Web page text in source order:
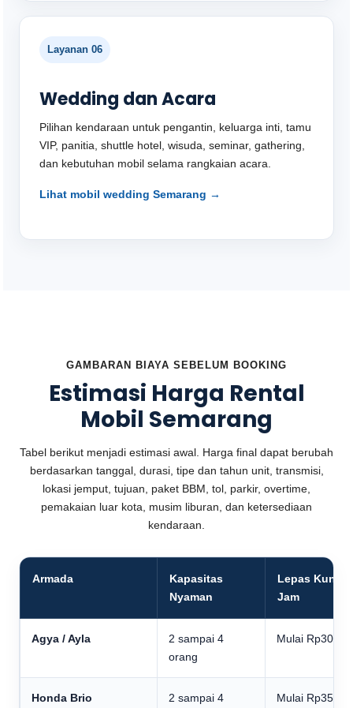
Layanan 06
Wedding dan Acara
Pilihan kendaraan untuk pengantin, keluarga inti, tamu
VIP, panitia, shuttle hotel, wisuda, seminar, gathering,
dan kebutuhan mobil selama rangkaian acara.
Lihat mobil wedding Semarang →
GAMBARAN BIAYA SEBELUM BOOKING
Estimasi Harga Rental
Mobil Semarang
Tabel berikut menjadi estimasi awal. Harga final dapat berubah
berdasarkan tanggal, durasi, tipe dan tahun unit, transmisi,
lokasi jemput, tujuan, paket BBM, tol, parkir, overtime,
pemakaian luar kota, musim liburan, dan ketersediaan
kendaraan.
Armada
Kapasitas
Nyaman
Lepas Kunci
Jam
Agya / Ayla
2 sampai 4
orang
Mulai
Honda Brio
2 sampai 4
Mulai